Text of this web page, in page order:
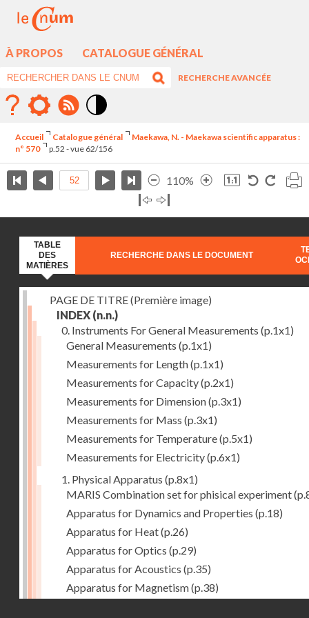
À PROPOS CATALOGUE GÉNÉRAL
RECHERCHE AVANCÉE
élévé
Accueil Catalogue général
Maekawa, N. - Maekawa scientific apparatus :
n° 570
p.52 - vue 62/156
110%
TABLE
DES
MATIÈRES
RECHERCHE DANS LE DOCUMENT
PAGE DE TITRE (Première image)
INDEX (n.n.)
0. Instruments For General Measurements (p.1x1)
General Measurements (p.1x1)
Measurements for Length(p.1x1)
Measurements for Capacity(p.2x1)
Measurements for Dimension(p.3x1)
Measurements for Mass (p.3x1)
Measurements for Temperature(p.5x1)
Measurements for Electricity(p.6x1)
1. Physical Apparatus (p.8x1)
MARIS Combination set for phisical experiment
Apparatus for Dynamics and Properties (p.18)
Apparatus for Heat(p.26)
Apparatus for Optics (p.29)
Apparatus for Acoustics (p.35)
Apparatus for Magnetism(p.38)